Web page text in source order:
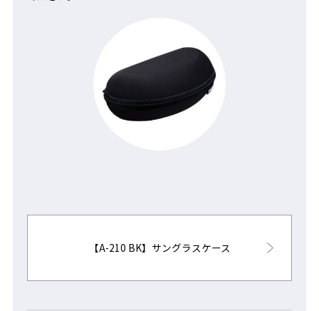
【A-210 BK】サングラスケース